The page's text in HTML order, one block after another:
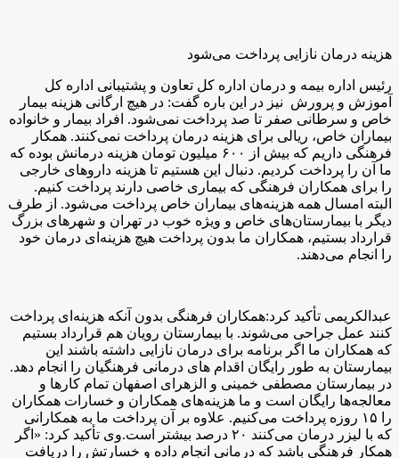
هزینه درمان نازایی پرداخت می‌شود
رئیس اداره بیمه و درمان اداره کل تعاون و پشتیبانی اداره کل
آموزش و پرورش نیز در این باره گفت: در هیچ ارگانی هزینه بیمار
خاص و سرطانی صفر تا صد پرداخت نمی‌شود. افراد بیمار و خانواده
بیماران خاص، ریالی برای هزینه درمان پرداخت نمی‌کنند. همکار
فرهنگی داریم که بیش از ۶۰۰ میلیون تومان هزینه درمانش بوده که
ما آن را پرداخت کردیم. دنبال این هستیم تا هزینه دارو‌های خارجی
را برای همکاران فرهنگی که بیماری خاصی دارند پرداخت کنیم.
البته امسال همه هزینه‌های بیماران خاص پرداخت می‌شود. از طرف
دیگر با بیمارستان‌های خاص و ویژه خوب در تهران و شهر‌های بزرگ
قرارداد بستیم، همکاران ما بدون پرداخت هیچ هزینه‌ای درمان خود
را انجام می‌دهند.
عبدالکریمی تأکید کرد:همکاران فرهنگی بدون آنکه هزینه‌ای پرداخت
کنند عمل جراحی می‌شوند. با بیمارستان رویان هم قرارداد بستیم
که همکاران ما اگر برنامه برای درمان نازایی داشته باشند این
بیمارستان به طور رایگان اقدام های درمانی فرهنگیان را انجام دهد.
در بیمارستان مصطفی خمینی و الزهرای اصفهان تمام کارها و
معالجه‌ها رایگان است و ما هزینه‌های همکاران و خسارات همکاران
را ۱۵ روزه پرداخت می‌کنیم. علاوه بر آن پرداخت ما به همکارانی
که با لیزر درمان می‌کنند ۲۰ درصد بیشتر است.وی تأکید کرد: «اگر
همکار فرهنگی باشد که درمانی انجام داده و خسارتش را دریافت